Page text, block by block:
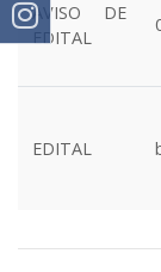
AVISO DE
EDITAL
EDITAL